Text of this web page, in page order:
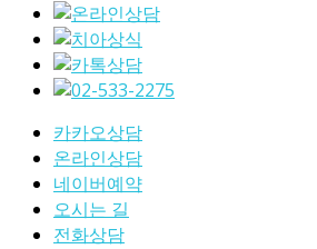
카카오상담
온라인상담
네이버예약
오시는 길
전화상담